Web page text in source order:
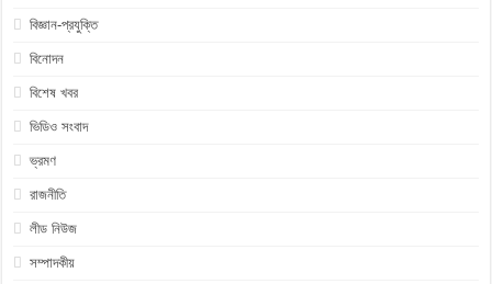
বিজ্ঞান-প্রযুক্তি
বিনোদন
বিশেষ খবর
ভিডিও সংবাদ
ভ্রমণ
রাজনীতি
লীড নিউজ
সম্পাদকীয়